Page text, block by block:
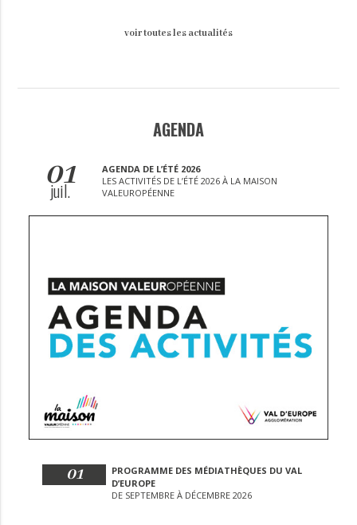
voir toutes les actualités
AGENDA
01
juil.
AGENDA DE L’ÉTÉ 2026
LES ACTIVITÉS DE L’ÉTÉ 2026 À LA MAISON
VALEUROPÉENNE
01
PROGRAMME DES MÉDIATHÈQUES DU VAL
D’EUROPE
DE SEPTEMBRE À DÉCEMBRE 2026